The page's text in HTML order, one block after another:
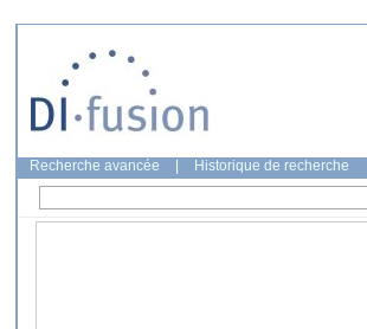
Recherche avancée Historique de recherche